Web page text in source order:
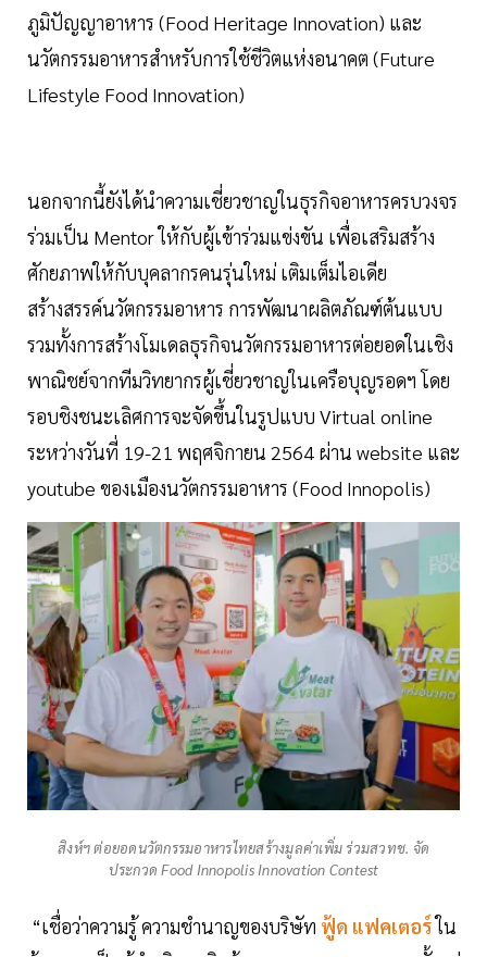
ภูมิปัญญาอาหาร (Food Heritage Innovation) และ
นวัตกรรมอาหารสำหรับการใช้ชีวิตแห่งอนาคต (Future
Lifestyle Food Innovation)
นอกจากนี้ยังได้นำความเชี่ยวชาญในธุรกิจอาหารครบวงจร
ร่วมเป็น Mentor ให้กับผู้เข้าร่วมแข่งขัน เพื่อเสริมสร้าง
ศักยภาพให้กับบุคลากรคนรุ่นใหม่ เติมเต็มไอเดีย
สร้างสรรค์นวัตกรรมอาหาร การพัฒนาผลิตภัณฑ์ต้นแบบ
รวมทั้งการสร้างโมเดลธุรกิจนวัตกรรมอาหารต่อยอดในเชิง
พาณิชย์จากทีมวิทยากรผู้เชี่ยวชาญในเครือบุญรอดฯ โดย
รอบชิงชนะเลิศการจะจัดขึ้นในรูปแบบ Virtual online
ระหว่างวันที่ 19-21 พฤศจิกายน 2564 ผ่าน website และ
youtube ของเมืองนวัตกรรมอาหาร (Food Innopolis)
สิงห์ฯ ต่อยอดนวัตกรรมอาหารไทยสร้างมูลค่าเพิ่ม ร่วมสวทช. จัด
ประกวด Food Innopolis Innovation Contest
“เชื่อว่าความรู้ ความชำนาญของบริษัท ฟู้ด แฟคเตอร์ใน